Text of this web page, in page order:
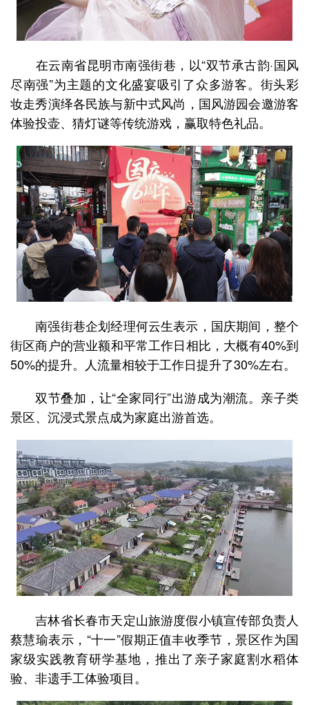
在云南省昆明市南强街巷，以“双节承古韵·国风
尽南强”为主题的文化盛宴吸引了众多游客。街头彩
妆走秀演绎各民族与新中式风尚，国风游园会邀游客
体验投壶、猜灯谜等传统游戏，赢取特色礼品。
南强街巷企划经理何云生表示，国庆期间，整个
街区商户的营业额和平常工作日相比，大概有40%到
50%的提升。人流量相较于工作日提升了30%左右。
双节叠加，让“全家同行”出游成为潮流。亲子类
景区、沉浸式景点成为家庭出游首选。
吉林省长春市天定山旅游度假小镇宣传部负责人
蔡慧瑜表示，“十一”假期正值丰收季节，景区作为国
家级实践教育研学基地，推出了亲子家庭割水稻体
验、非遗手工体验项目。